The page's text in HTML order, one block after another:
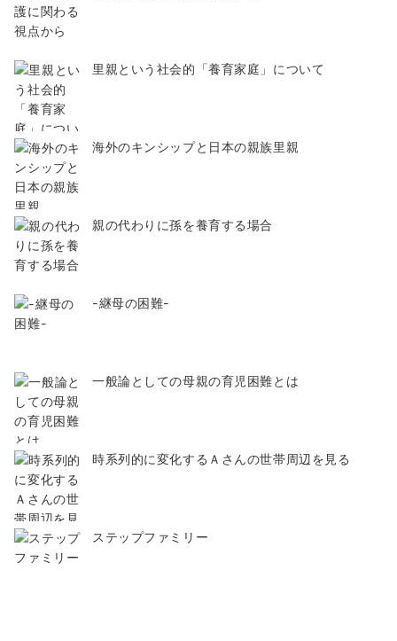
里親という社会的「養育家庭」について
海外のキンシップと日本の親族里親
親の代わりに孫を養育する場合
-継母の困難-
一般論としての母親の育児困難とは
時系列的に変化するＡさんの世帯周辺を見る
ステップファミリー